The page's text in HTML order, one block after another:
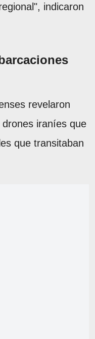
indicaron
revelaron
iraníes que
que transitaban